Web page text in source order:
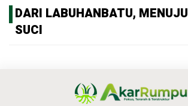
DARI LABUHANBATU,
SUCI